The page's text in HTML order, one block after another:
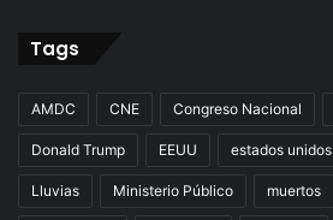
Tags
AMDC CNE Congreso Nacional
Donald Trump EEUU estados unidos
Lluvias Ministerio Público muertos